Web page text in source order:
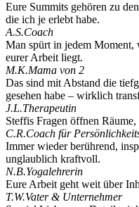
Eure Summits gehören zu
die ich je erlebt habe.
A.S.Coach
Man spürt in jedem
eurer Arbeit liegt.
M.K.Mama von 2
Das sind mit Abstand die
gesehen habe – wirklich
J.L.Therapeutin
Steffis Fragen öffnen
C.R.Coach für
Immer wieder berührend,
unglaublich kraftvoll.
N.B.Yogalehrerin
Eure Arbeit geht weit über
T.W.Vater & Unternehmer